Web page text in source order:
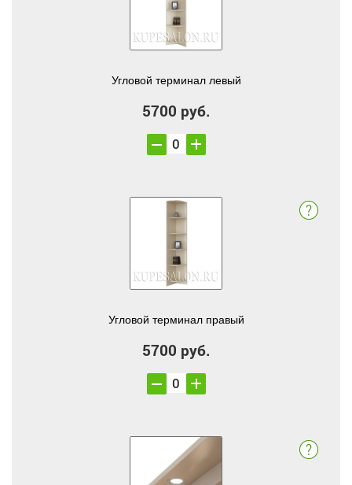
Угловой терминал левый
5700 руб.
Угловой терминал правый
5700 руб.